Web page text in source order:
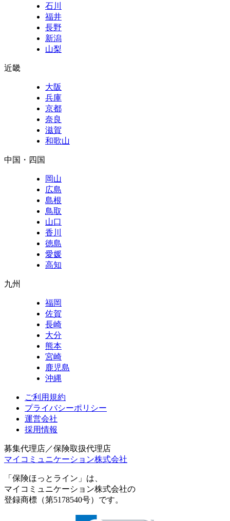
石川
福井
長野
新潟
山梨
近畿
大阪
兵庫
京都
奈良
滋賀
和歌山
中国・四国
岡山
広島
島根
鳥取
山口
香川
徳島
愛媛
高知
九州
福岡
佐賀
長崎
大分
熊本
宮崎
鹿児島
沖縄
ご利用規約
プライバシーポリシー
運営会社
採用情報
募集代理店／保険取扱代理店
マイコミュニケーション株式会社
「保険ほっとライン」は、
マイコミュニケーション株式会社の
登録商標（第5178540号）です。